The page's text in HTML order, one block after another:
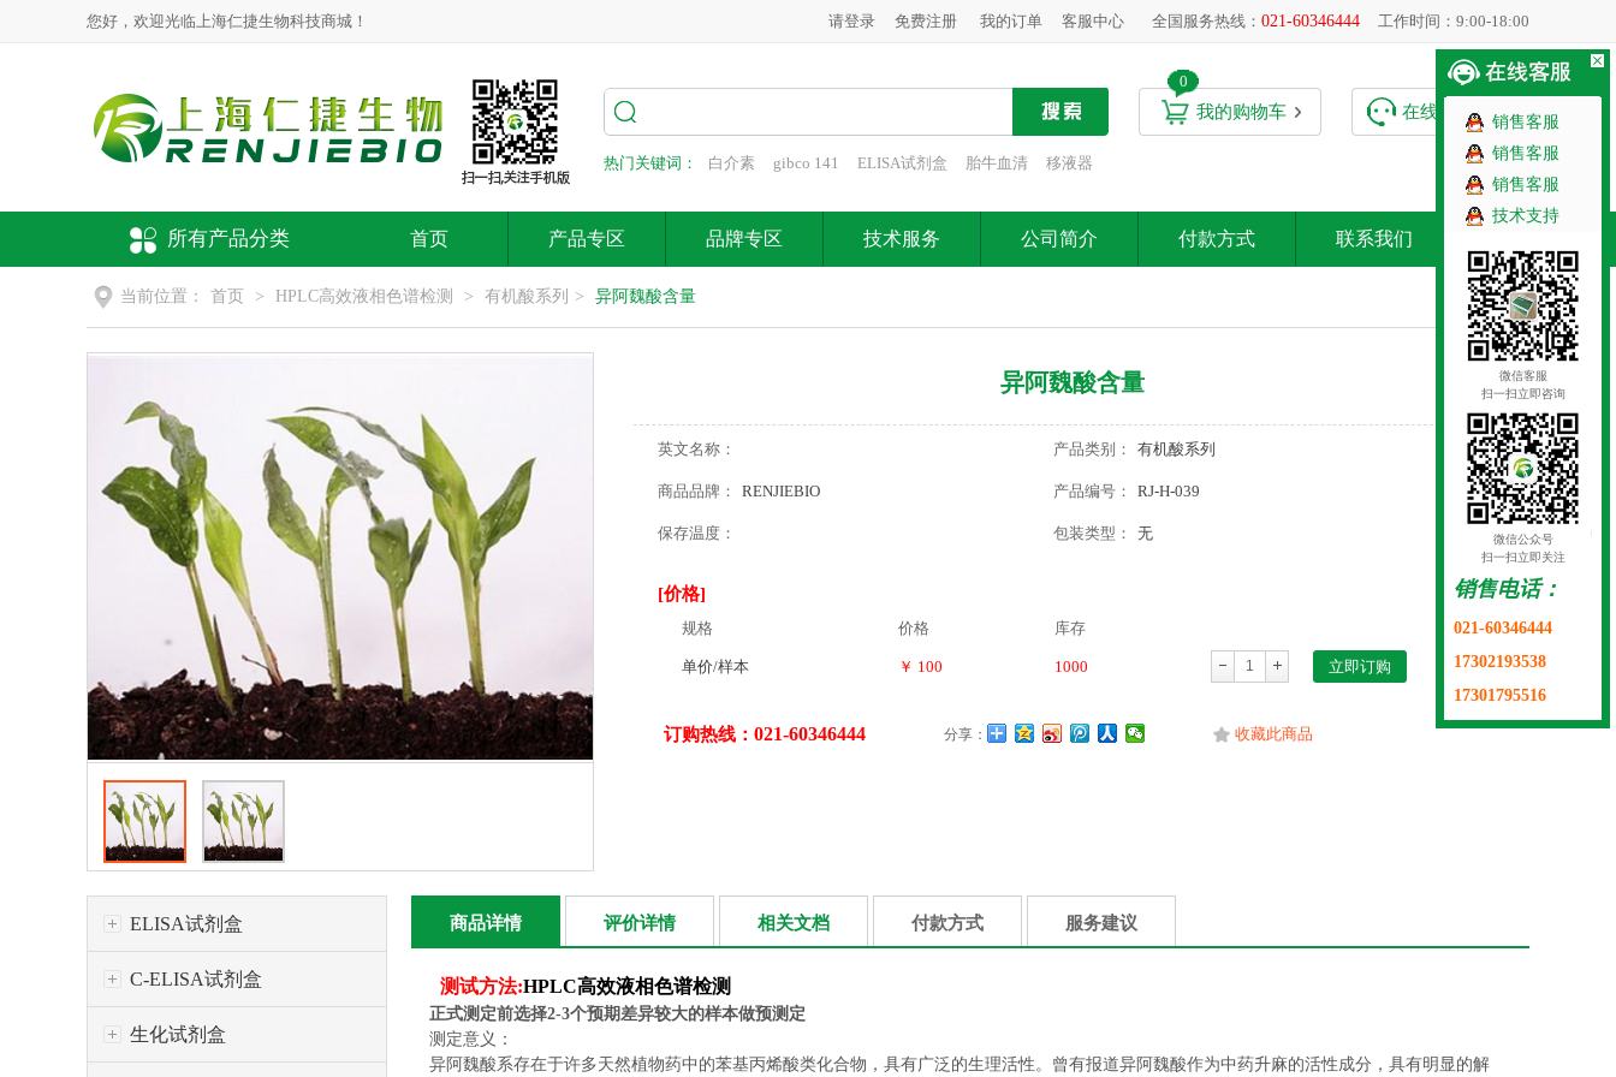
您好，欢迎光临上海仁捷生物科技商城！ 工作时间：9:00-18:00
全国服务热线： 021-60346444
请登录 免费注册 我的订单 客服中心
0
我的购物车 在线客服
热门关键词： 白介素 gibco 141 ELISA试剂盒 胎牛血清 移液器
所有产品分类 首页 产品专区 品牌专区 技术服务 公司简介 付款方式 联系我们
当前位置： 首页 > HPLC高效液相色谱检测 > 有机酸系列 > 异阿魏酸含量
异阿魏酸含量
英文名称： 产品类别： 有机酸系列
商品品牌： RENJIEBIO 产品编号： RJ-H-039
保存温度： 包装类型： 无
[价格]
规格 价格 库存
单价/样本 ￥ 100 1000 立即订购
订购热线： 021-60346444 分享： 收藏此商品
ELISA试剂盒
C-ELISA试剂盒
生化试剂盒
商品详情 评价详情 相关文档 付款方式 服务建议
测试方法:HPLC高效液相色谱检测
正式测定前选择2-3个预期差异较大的样本做预测定
测定意义：
异阿魏酸系存在于许多天然植物药中的苯基丙烯酸类化合物，具有广泛的生理活性。曾有报道异阿魏酸作为中药升麻的活性成分，具有明显的解
销售客服
销售客服
销售客服
技术支持
微信客服
扫一扫立即咨询
微信公众号
扫一扫立即关注
销售电话：
021-60346444
17302193538
17301795516